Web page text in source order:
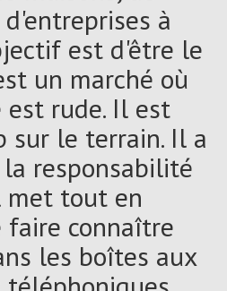
à
est d'être le
un marché où
est rude. Il est
sur le terrain. Il a
responsabilité
met tout en
connaître
les boîtes aux